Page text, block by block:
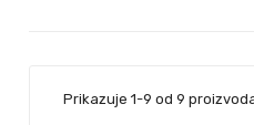
Prikazuje 1-9 od 9